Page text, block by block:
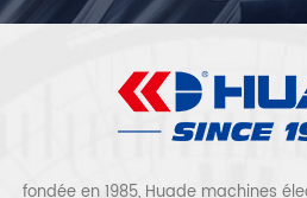
fondée en 1985, Huade machines